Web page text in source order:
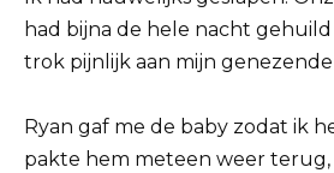
had bijna de hele nacht
trok pijnlijk aan mijn
Ryan gaf me de baby zodat ik
pakte hem meteen weer terug,